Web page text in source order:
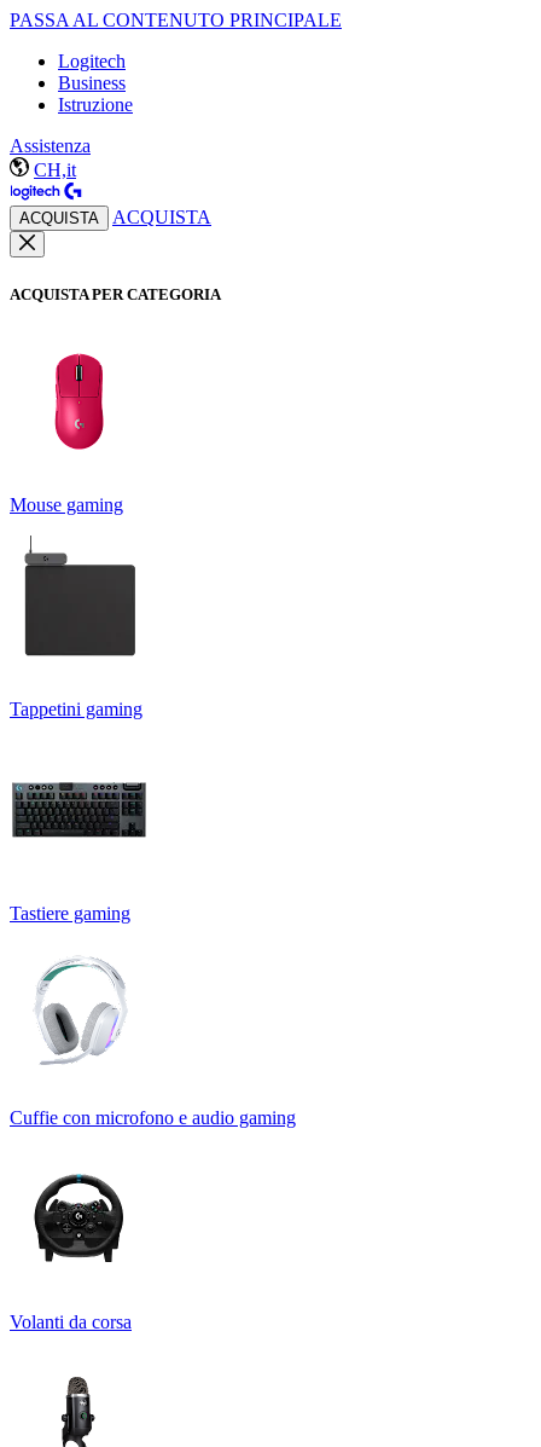
PASSA AL CONTENUTO PRINCIPALE
Logitech
Business
Istruzione
Assistenza
CH,it
ACQUISTA ACQUISTA
ACQUISTA PER CATEGORIA
Mouse gaming
Tappetini gaming
Tastiere gaming
Cuffie con microfono e audio gaming
Volanti da corsa